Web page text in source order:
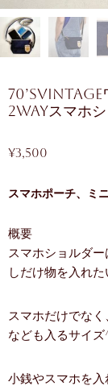
70’sVintage
2WAYスマ
¥3,500
スマホポーチ、ミ
概要
スマホショルダ
しだけ物を入れ
スマホだけでな
なども入るサイ
小銭やスマホを